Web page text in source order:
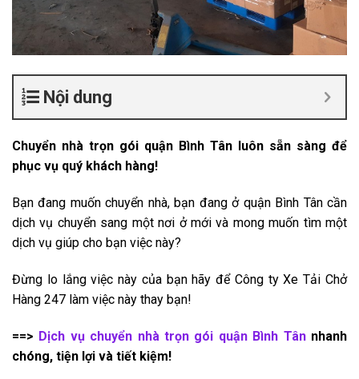
Nội dung
Chuyển nhà trọn gói quận Bình Tân luôn sẵn sàng để
phục vụ quý khách hàng!
Bạn đang muốn chuyển nhà, bạn đang ở quận Bình Tân cần
dịch vụ chuyển sang một nơi ở mới và mong muốn tìm một
dịch vụ giúp cho bạn việc này?
Đừng lo lắng việc này của bạn hãy để Công ty Xe Tải Chở
Hàng 247 làm việc này thay bạn!
==> Dịch vụ chuyển nhà trọn gói quận Bình Tânnhanh
chóng, tiện lợi và tiết kiệm!